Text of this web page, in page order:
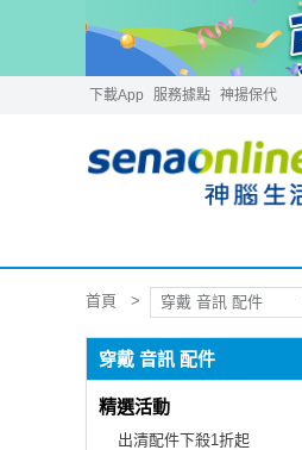
下載App 服務據點 神揚保代
首頁 穿戴 音訊 配件
穿戴 音訊 配件
精選活動
出清配件下殺1折起